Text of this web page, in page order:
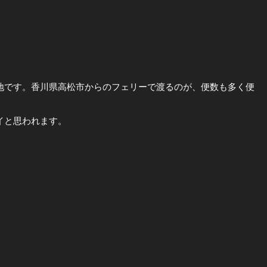
す。香川県高松市からのフェリーで渡るのが、便数も多く便
思われます。